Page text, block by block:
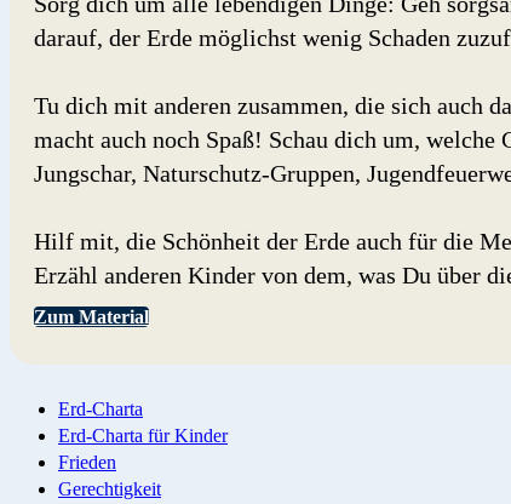
darauf, der Erde möglichst wenig Schaden
Tu dich mit anderen zusammen, die sich auch
macht auch noch Spaß! Schau dich um,
Jungschar, Naturschutz-Gruppen,
Hilf mit, die Schönheit der Erde auch für die
Erzähl anderen Kinder von dem, was Du über
Zum Material
Erd-Charta
Erd-Charta für Kinder
Frieden
Gerechtigkeit